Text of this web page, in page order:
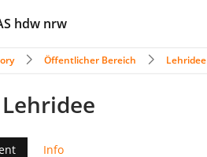
hdw nrw
Öffentlicher Bereich Lehridee
Lehridee
Info